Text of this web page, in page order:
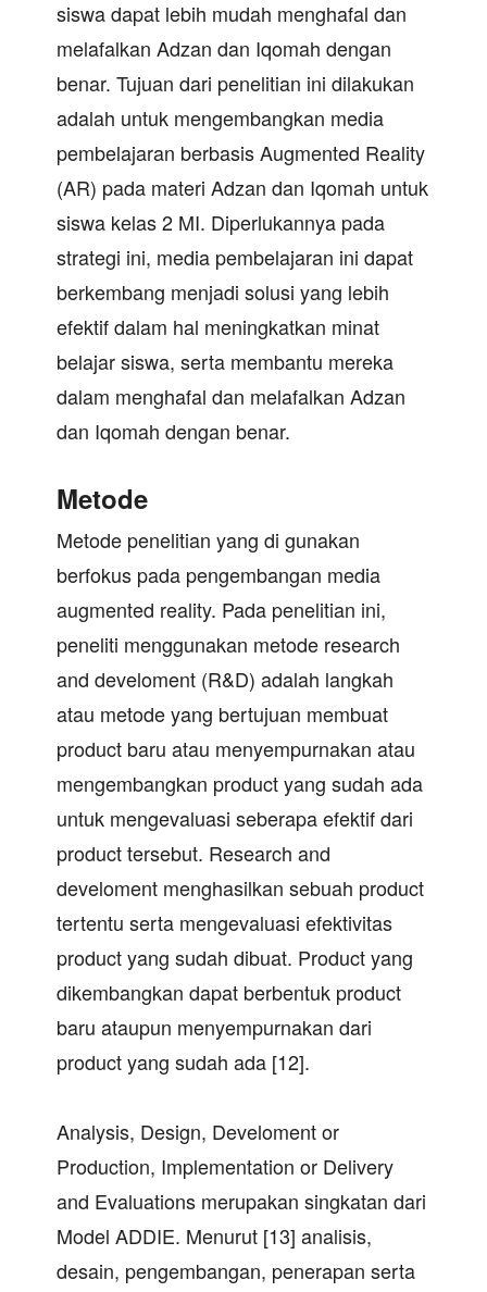
siswa dapat lebih mudah menghafal dan
melafalkan Adzan dan Iqomah dengan
benar. Tujuan dari penelitian ini dilakukan
adalah untuk mengembangkan media
pembelajaran berbasis Augmented Reality
(AR) pada materi Adzan dan Iqomah untuk
siswa kelas 2 MI. Diperlukannya pada
strategi ini, media pembelajaran ini dapat
berkembang menjadi solusi yang lebih
efektif dalam hal meningkatkan minat
belajar siswa, serta membantu mereka
dalam menghafal dan melafalkan Adzan
dan Iqomah dengan benar.
Metode
Metode penelitian yang di gunakan
berfokus pada pengembangan media
augmented reality. Pada penelitian ini,
peneliti menggunakan metode research
and develoment (R&D) adalah langkah
atau metode yang bertujuan membuat
product baru atau menyempurnakan atau
mengembangkan product yang sudah ada
untuk mengevaluasi seberapa efektif dari
product tersebut. Research and
develoment menghasilkan sebuah product
tertentu serta mengevaluasi efektivitas
product yang sudah dibuat. Product yang
dikembangkan dapat berbentuk product
baru ataupun menyempurnakan dari
product yang sudah ada [12].
Analysis, Design, Develoment or
Production, Implementation or Delivery
and Evaluations merupakan singkatan dari
Model ADDIE. Menurut [13] analisis,
desain, pengembangan, penerapan serta